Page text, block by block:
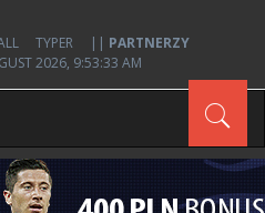
TYPER || PARTNERZY
2026, 9:53:33 AM